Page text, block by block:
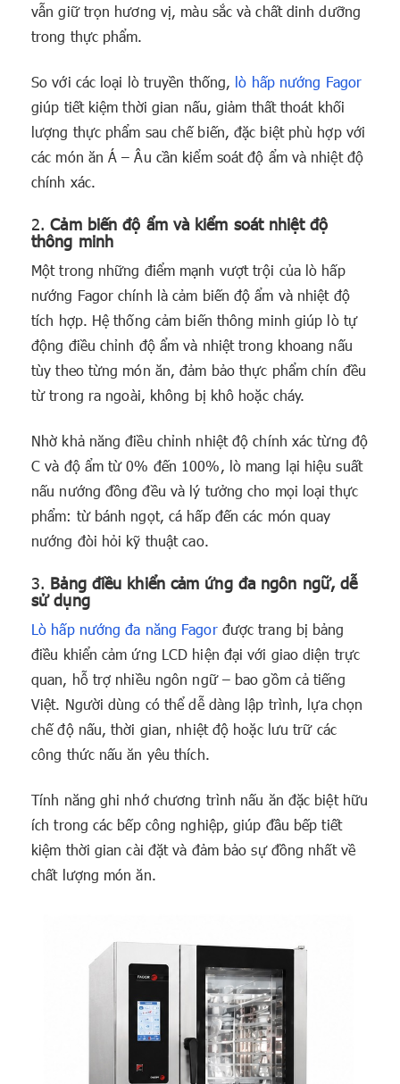
vẫn giữ trọn hương vị, màu sắc và chất dinh dưỡng
trong thực phẩm.
So với các loại lò truyền thống, lò hấp nướng Fagor
giúp tiết kiệm thời gian nấu, giảm thất thoát khối
lượng thực phẩm sau chế biến, đặc biệt phù hợp với
các món ăn Á – Âu cần kiểm soát độ ẩm và nhiệt độ
chính xác.
2.Cảm biến độ ẩm và kiểm soát nhiệt độ
thông minh
Một trong những điểm mạnh vượt trội của lò hấp
nướng Fagor chính là cảm biến độ ẩm và nhiệt độ
tích hợp. Hệ thống cảm biến thông minh giúp lò tự
động điều chỉnh độ ẩm và nhiệt trong khoang nấu
tùy theo từng món ăn, đảm bảo thực phẩm chín đều
từ trong ra ngoài, không bị khô hoặc cháy.
Nhờ khả năng điều chỉnh nhiệt độ chính xác từng độ
C và độ ẩm từ 0% đến 100%, lò mang lại hiệu suất
nấu nướng đồng đều và lý tưởng cho mọi loại thực
phẩm: từ bánh ngọt, cá hấp đến các món quay
nướng đòi hỏi kỹ thuật cao.
3. Bảng điều khiển cảm ứng đa ngôn ngữ, dễ
sử dụng
Lò hấp nướng đa năng Fagorđược trang bị bảng
điều khiển cảm ứng LCD hiện đại với giao diện trực
quan, hỗ trợ nhiều ngôn ngữ – bao gồm cả tiếng
Việt. Người dùng có thể dễ dàng lập trình, lựa chọn
chế độ nấu, thời gian, nhiệt độ hoặc lưu trữ các
công thức nấu ăn yêu thích.
Tính năng ghi nhớ chương trình nấu ăn đặc biệt hữu
ích trong các bếp công nghiệp, giúp đầu bếp tiết
kiệm thời gian cài đặt và đảm bảo sự đồng nhất về
chất lượng món ăn.